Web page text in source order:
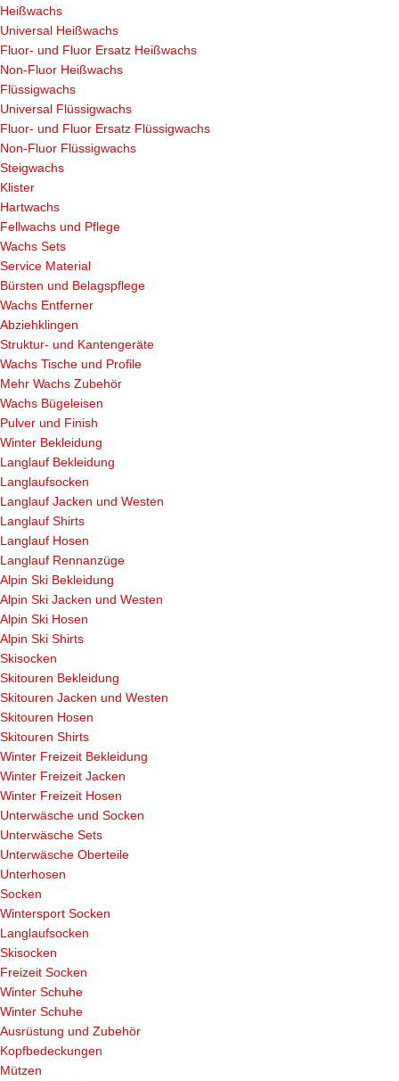
Heißwachs
Universal Heißwachs
Fluor- und Fluor Ersatz Heißwachs
Non-Fluor Heißwachs
Flüssigwachs
Universal Flüssigwachs
Fluor- und Fluor Ersatz Flüssigwachs
Non-Fluor Flüssigwachs
Steigwachs
Klister
Hartwachs
Fellwachs und Pflege
Wachs Sets
Service Material
Bürsten und Belagspflege
Wachs Entferner
Abziehklingen
Struktur- und Kantengeräte
Wachs Tische und Profile
Mehr Wachs Zubehör
Wachs Bügeleisen
Pulver und Finish
Winter Bekleidung
Langlauf Bekleidung
Langlaufsocken
Langlauf Jacken und Westen
Langlauf Shirts
Langlauf Hosen
Langlauf Rennanzüge
Alpin Ski Bekleidung
Alpin Ski Jacken und Westen
Alpin Ski Hosen
Alpin Ski Shirts
Skisocken
Skitouren Bekleidung
Skitouren Jacken und Westen
Skitouren Hosen
Skitouren Shirts
Winter Freizeit Bekleidung
Winter Freizeit Jacken
Winter Freizeit Hosen
Unterwäsche und Socken
Unterwäsche Sets
Unterwäsche Oberteile
Unterhosen
Socken
Wintersport Socken
Langlaufsocken
Skisocken
Freizeit Socken
Winter Schuhe
Winter Schuhe
Ausrüstung und Zubehör
Kopfbedeckungen
Mützen